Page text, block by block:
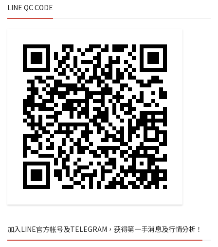
LINE QC CODE
加入LINE官方帐号及TELEGRAM，获得第一手消息及行情分析！